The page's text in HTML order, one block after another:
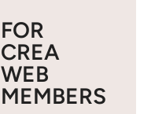
FOR
CREA
WEB
MEMBERS